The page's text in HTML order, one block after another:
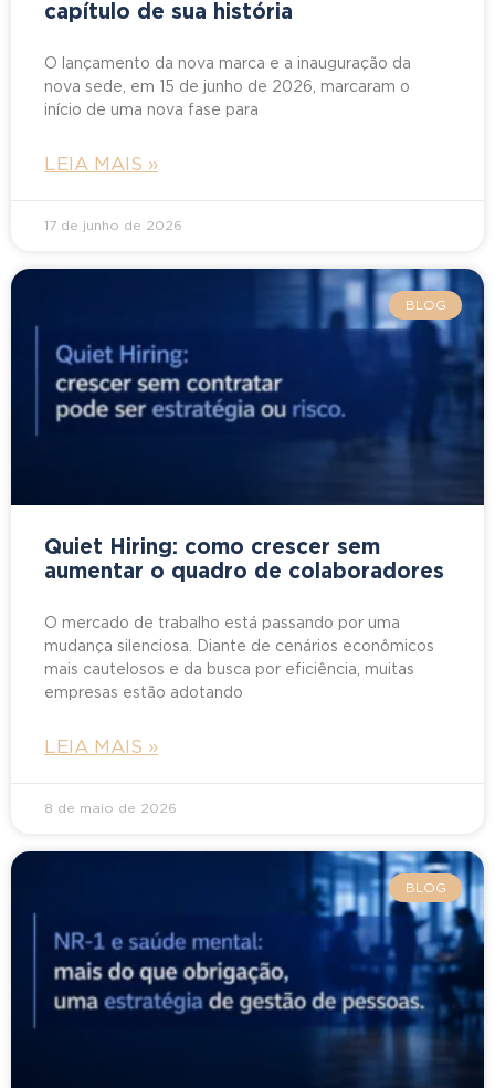
capítulo de sua história
O lançamento da nova marca e a inauguração da
nova sede, em 15 de junho de 2026, marcaram o
início de uma nova fase para
LEIA MAIS »
17 de junho de 2026
BLOG
Quiet Hiring: como crescer sem
aumentar o quadro de colaboradores
O mercado de trabalho está passando por uma
mudança silenciosa. Diante de cenários econômicos
mais cautelosos e da busca por eficiência, muitas
empresas estão adotando
LEIA MAIS »
8 de maio de 2026
BLOG